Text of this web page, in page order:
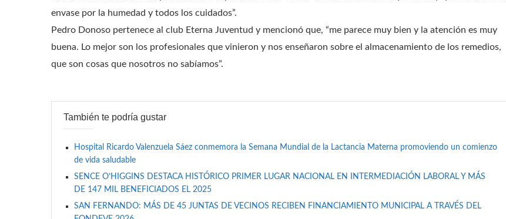
envase por la humedad y todos los cuidados”.
Pedro Donoso pertenece al club Eterna Juventud y mencionó que, “me parece muy bien y la atención es muy
buena. Lo mejor son los profesionales que vinieron y nos enseñaron sobre el almacenamiento de los remedios,
que son cosas que nosotros no sabíamos”.
También te podría gustar
Hospital Ricardo Valenzuela Sáez conmemora la Semana Mundial de la Lactancia Materna promoviendo un comienzo
de vida saludable
SENCE O’HIGGINS DESTACA HISTÓRICO PRIMER LUGAR NACIONAL EN INTERMEDIACIÓN LABORAL Y MÁS
DE 147 MIL BENEFICIADOS EL 2025
SAN FERNANDO: MÁS DE 45 JUNTAS DE VECINOS RECIBEN FINANCIAMIENTO MUNICIPAL A TRAVÉS DEL